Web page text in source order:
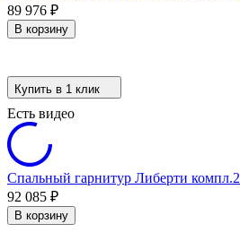
89 976 ₽
В корзину
Купить в 1 клик
Есть видео
Спальный гарнитур Либерти компл.2
92 085 ₽
В корзину